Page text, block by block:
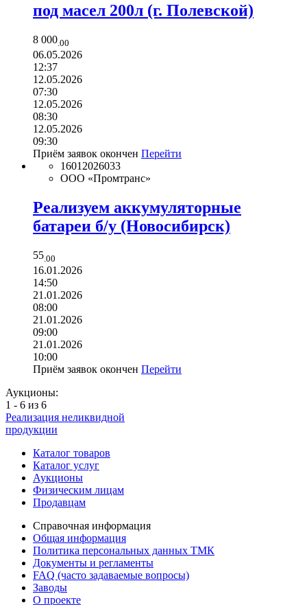
под масел 200л (г. Полевской)
8 000 .00
06.05.2026
12:37
12.05.2026
07:30
12.05.2026
08:30
12.05.2026
09:30
Приём заявок окончен Перейти
16012026033
ООО «Промтранс»
Реализуем аккумуляторные
батареи б/у (Новосибирск)
55 .00
16.01.2026
14:50
21.01.2026
08:00
21.01.2026
09:00
21.01.2026
10:00
Приём заявок окончен Перейти
Аукционы:
1 - 6 из 6
Реализация неликвидной
продукции
Каталог товаров
Каталог услуг
Аукционы
Физическим лицам
Продавцам
Справочная информация
Общая информация
Политика персональных данных ТМК
Документы и регламенты
FAQ (часто задаваемые вопросы)
Заводы
О проекте